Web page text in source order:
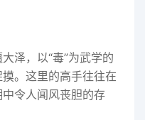
泽，以“毒”为武学的
。这里的高手往往在
令人闻风丧胆的存